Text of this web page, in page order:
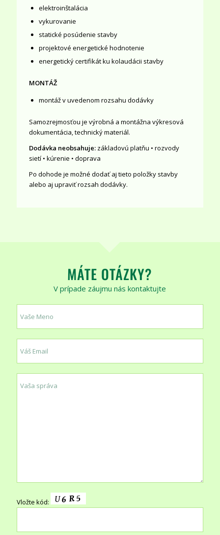
elektroinštalácia
vykurovanie
statické posúdenie stavby
projektové energetické hodnotenie
energetický certifikát ku kolaudácii stavby
MONTÁŽ
montáž v uvedenom rozsahu dodávky
Samozrejmosťou je výrobná a montážna výkresová
dokumentácia, technický materiál.
Dodávka neobsahuje:základovú platňu • rozvody
sietí • kúrenie • doprava
Po dohode je možné dodať aj tieto položky stavby
alebo aj upraviť rozsah dodávky.
MÁTE OTÁZKY?
V prípade záujmu nás kontaktujte
Vložte kód: